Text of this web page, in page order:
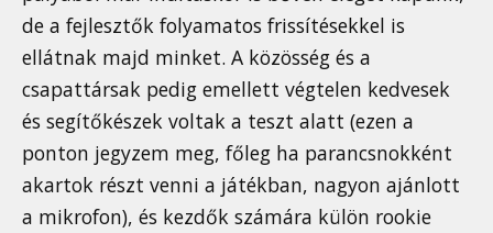
de a fejlesztők folyamatos frissítésekkel is
ellátnak majd minket. A közösség és a
csapattársak pedig emellett végtelen kedvesek
és segítőkészek voltak a teszt alatt (ezen a
ponton jegyzem meg, főleg ha parancsnokként
akartok részt venni a játékban, nagyon ajánlott
a mikrofon), és kezdők számára külön rookie